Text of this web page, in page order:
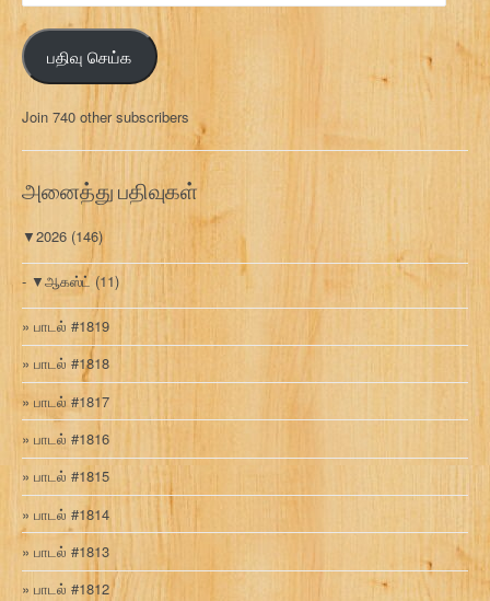
ன
ஞ்
ச
ல்
க
வ
பதிவு செய்க
Join 740 other subscribers
அனைத்து பதிவுகள்
▼2026 (146)
▼ஆகஸ்ட் (11)
பாடல் #1819
பாடல் #1818
பாடல் #1817
பாடல் #1816
பாடல் #1815
பாடல் #1814
பாடல் #1813
பாடல் #1812